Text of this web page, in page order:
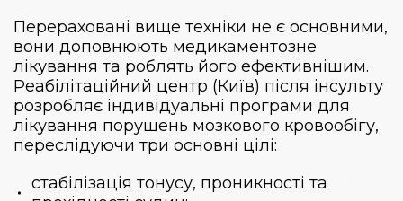
Перераховані вище техніки не є основними,
вони доповнюють медикаментозне
лікування та роблять його ефективнішим.
Реабілітаційний центр (Київ) після інсульту
розробляє індивідуальні програми для
лікування порушень мозкового кровообігу,
переслідуючи три основні цілі:
стабілізація тонусу, проникності та